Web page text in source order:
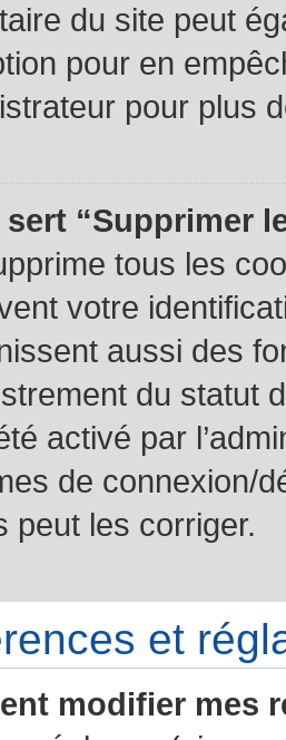
du site peut
pour en
pour plus
“Supprimer
tous les
votre
aussi des
du statut
activé par
de connexion/
peut les corriger.
et
modifier mes